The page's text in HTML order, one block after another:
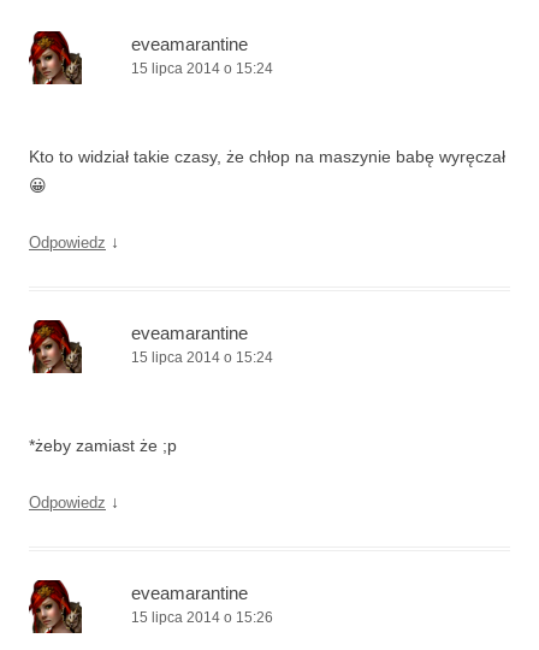
eveamarantine
15 lipca 2014 o 15:24
Kto to widział takie czasy, że chłop na maszynie babę wyręczał
😀
Odpowiedz ↓
eveamarantine
15 lipca 2014 o 15:24
*żeby zamiast że ;p
Odpowiedz ↓
eveamarantine
15 lipca 2014 o 15:26